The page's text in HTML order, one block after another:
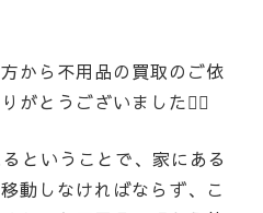
から不用品の買取のご依
がとうございました🙇‍♀️
ということで、家にある
動しなければならず、こ